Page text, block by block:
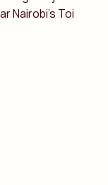
Nairobi’s Toi